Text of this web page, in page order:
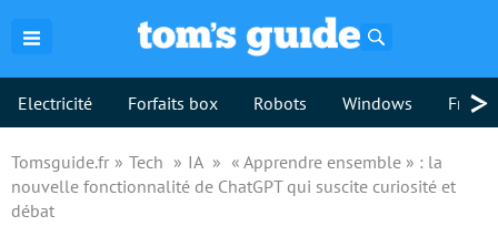
Electricité Forfaits box Robots Windows >
Tomsguide.fr Tech IA
« Apprendre ensemble » : la
nouvelle fonctionnalité de ChatGPT qui suscite curiosité et
débat